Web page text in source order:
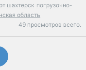
шахтерск погрузочно-
область
49 просмотров всего.